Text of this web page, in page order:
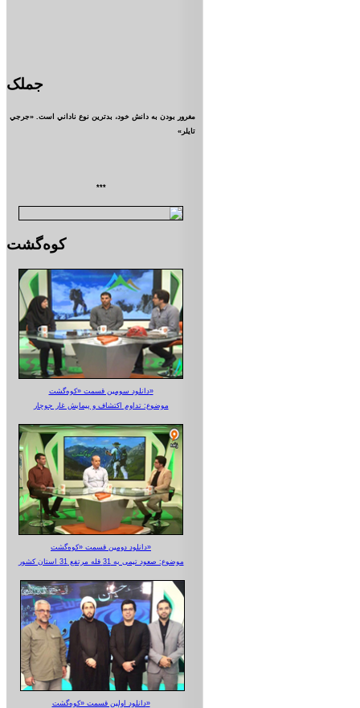
جملک
مغرور بودن به دانش خود، بدترين نوع ناداني است. «جرجي
تايلر»
***
کوه‌گشت
دانلود سومین قسمت «کوه‌گشت»
موضوع: تداوم اکتشاف و پیمایش غار جوجار
دانلود دومین قسمت «کوه‌گشت»
موضوع: صعود تیمی به 31 قله مرتفع 31 استان کشور
دانلود اولین قسمت «کوه‌گشت»